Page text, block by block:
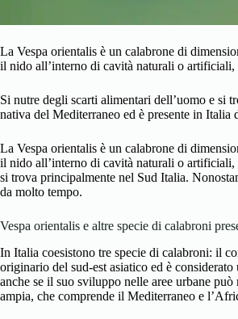
La Vespa orientalis è un calabrone di
il nido all’interno di cavità naturali o
Si nutre degli scarti alimentari dell’uomo e si
nativa del Mediterraneo ed è presente in Italia
La Vespa orientalis è un calabrone di
il nido all’interno di cavità naturali o
si trova principalmente nel Sud Italia.
da molto tempo.
Vespa orientalis e altre specie di calabroni
In Italia coesistono tre specie di calabroni: il
originario del sud-est asiatico ed è
anche se il suo sviluppo nelle aree urbane
ampia, che comprende il Mediterraneo e